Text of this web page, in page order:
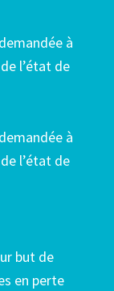
à
l’état de
à
l’état de
but de
en perte